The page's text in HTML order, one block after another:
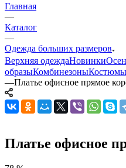
Главная
—
Каталог
—
Одежда больших размеров
Верхняя одеждаНовинки
образыКомбинезоныКостюмы
—Платье офисное прямое
Платье офисное